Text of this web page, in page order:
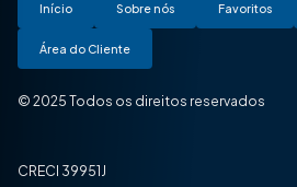
Início Sobre nós Favoritos
Área do Cliente
© 2025 Todos os direitos reservados
CRECI 39951J